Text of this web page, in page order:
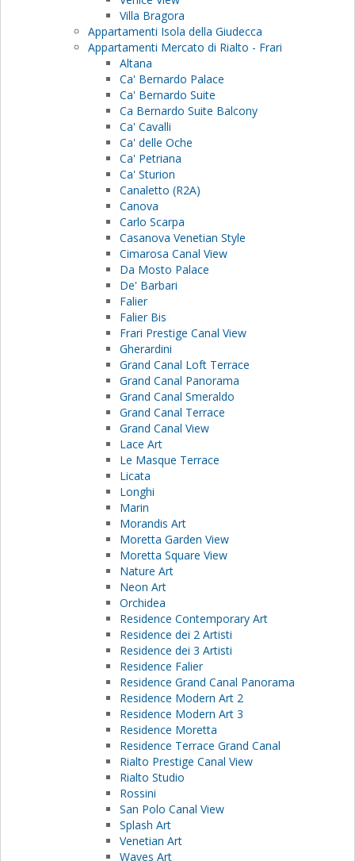
Villa Bragora
Appartamenti Isola della Giudecca
Appartamenti Mercato di Rialto - Frari
Altana
Ca' Bernardo Palace
Ca' Bernardo Suite
Ca Bernardo Suite Balcony
Ca' Cavalli
Ca' delle Oche
Ca' Petriana
Ca' Sturion
Canaletto (R2A)
Canova
Carlo Scarpa
Casanova Venetian Style
Cimarosa Canal View
Da Mosto Palace
De' Barbari
Falier
Falier Bis
Frari Prestige Canal View
Gherardini
Grand Canal Loft Terrace
Grand Canal Panorama
Grand Canal Smeraldo
Grand Canal Terrace
Grand Canal View
Lace Art
Le Masque Terrace
Licata
Longhi
Marin
Morandis Art
Moretta Garden View
Moretta Square View
Nature Art
Neon Art
Orchidea
Residence Contemporary Art
Residence dei 2 Artisti
Residence dei 3 Artisti
Residence Falier
Residence Grand Canal Panorama
Residence Modern Art 2
Residence Modern Art 3
Residence Moretta
Residence Terrace Grand Canal
Rialto Prestige Canal View
Rialto Studio
Rossini
San Polo Canal View
Splash Art
Venetian Art
Waves Art